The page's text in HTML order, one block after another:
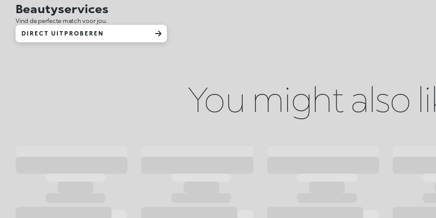
Beautyservices
Vind de perfecte match voor jou.
DIRECT UITPROBEREN
You might also